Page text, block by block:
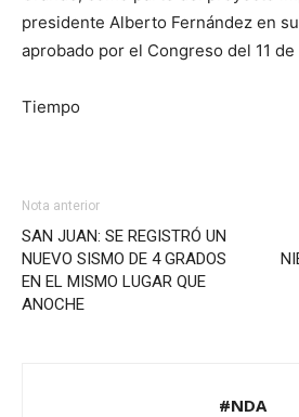
presidente Alberto Fernández en
aprobado por el Congreso del 11
Tiempo
Nota anterior
SAN JUAN: SE REGISTRÓ UN
NUEVO SISMO DE 4 GRADOS
EN EL MISMO LUGAR QUE
ANOCHE
#NDA